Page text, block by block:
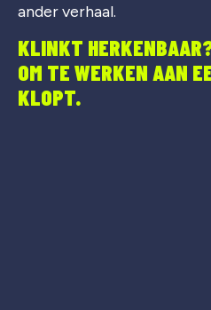
ander verhaal.
KLINKT
OM TE WERKEN AAN
KLOPT.